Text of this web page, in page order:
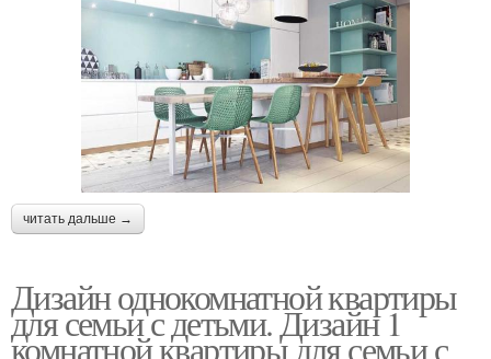
читать дальше →
Дизайн однокомнатной квартиры
для семьи с детьми. Дизайн 1
комнатной квартиры для семьи с